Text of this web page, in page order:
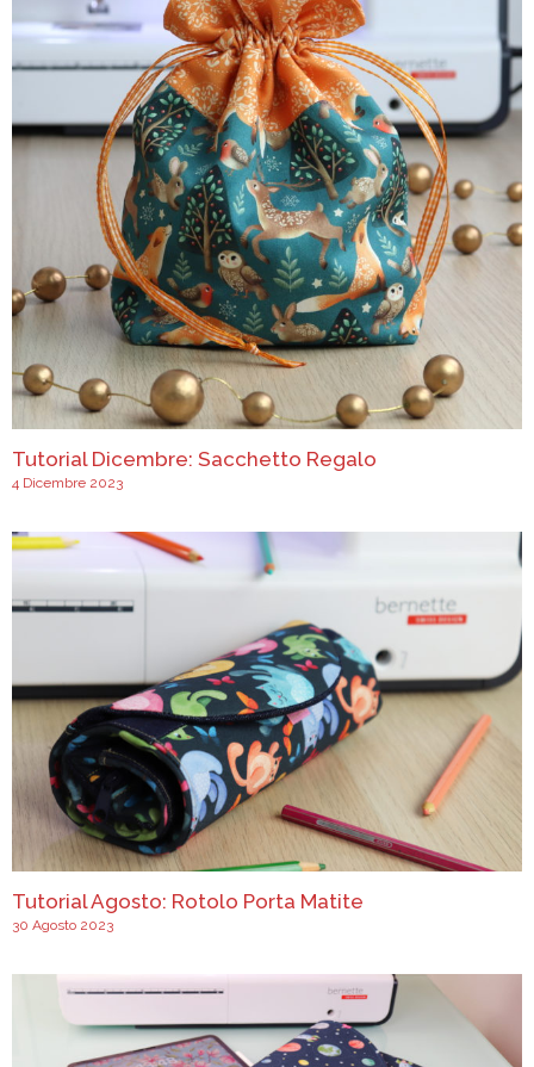
Tutorial Dicembre: Sacchetto Regalo
4 Dicembre 2023
Tutorial Agosto: Rotolo Porta Matite
30 Agosto 2023